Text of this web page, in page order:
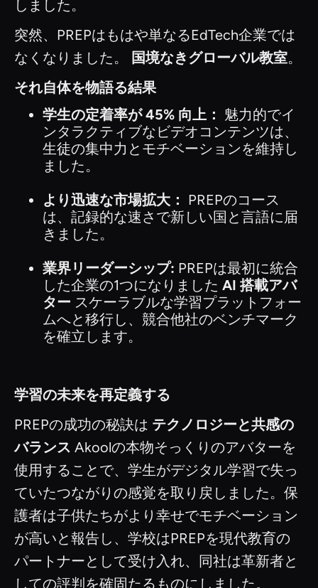
しました。
突然、PREPはもはや単なるEdTech企業では
なくなりました。
国境なきグローバル教室。
それ自体を物語る結果
学生の定着率が 45% 向上： 魅力的でイ
ンタラクティブなビデオコンテンツは、
生徒の集中力とモチベーションを維持し
ました。
より迅速な市場拡大： PREPのコース
は、記録的な速さで新しい国と言語に届
きました。
業界リーダーシップ: PREPは最初に統合
した企業の1つになりました AI 搭載アバ
ター スケーラブルな学習プラットフォー
ムへと移行し、競合他社のベンチマーク
を確立します。
学習の未来を再定義する
PREPの成功の秘訣は テクノロジーと共感の
バランス Akoolの本物そっくりのアバターを
使用することで、学生がデジタル学習で失っ
ていたつながりの感覚を取り戻しました。保
護者は子供たちがより幸せでモチベーション
が高いと報告し、学校はPREPを現代教育の
パートナーとして受け入れ、同社は革新者と
しての評判を確固たるものにしました。